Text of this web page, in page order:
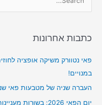
r
h
f
o
r
כתבות אחרונות
פאי נטוורק משיקה אופציה
במנויים!
העברה שניה של מטבעות פאי
יום הפאי 2026: בשורות מעניינות וחדשות עדכניות